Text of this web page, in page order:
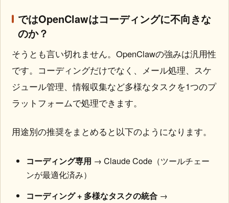
ではOpenClawはコーディングに不向きな
のか？
そうとも言い切れません。OpenClawの強みは汎用性
です。コーディングだけでなく、メール処理、スケ
ジュール管理、情報収集など多様なタスクを1つのプ
ラットフォームで処理できます。
用途別の推奨をまとめると以下のようになります。
コーディング専用 → Claude Code（ツールチェー
ンが最適化済み）
コーディング + 多様なタスクの統合 →